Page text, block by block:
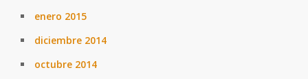
enero 2015
diciembre 2014
octubre 2014